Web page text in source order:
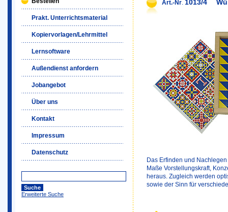
Prakt. Unterrichtsmaterial
Kopiervorlagen/Lehrmittel
Lernsoftware
Außendienst anfordern
Jobangebot
Über uns
Kontakt
Impressum
Datenschutz
Erweiterte Suche
Art.-Nr. 1013/4
Das Erfinden und
Maße Vorstellungskraft,
heraus. Zugleich werden
sowie der Sinn für